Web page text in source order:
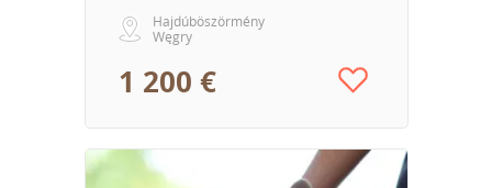
Hajdúböszörmény
Węgry
1 200 €